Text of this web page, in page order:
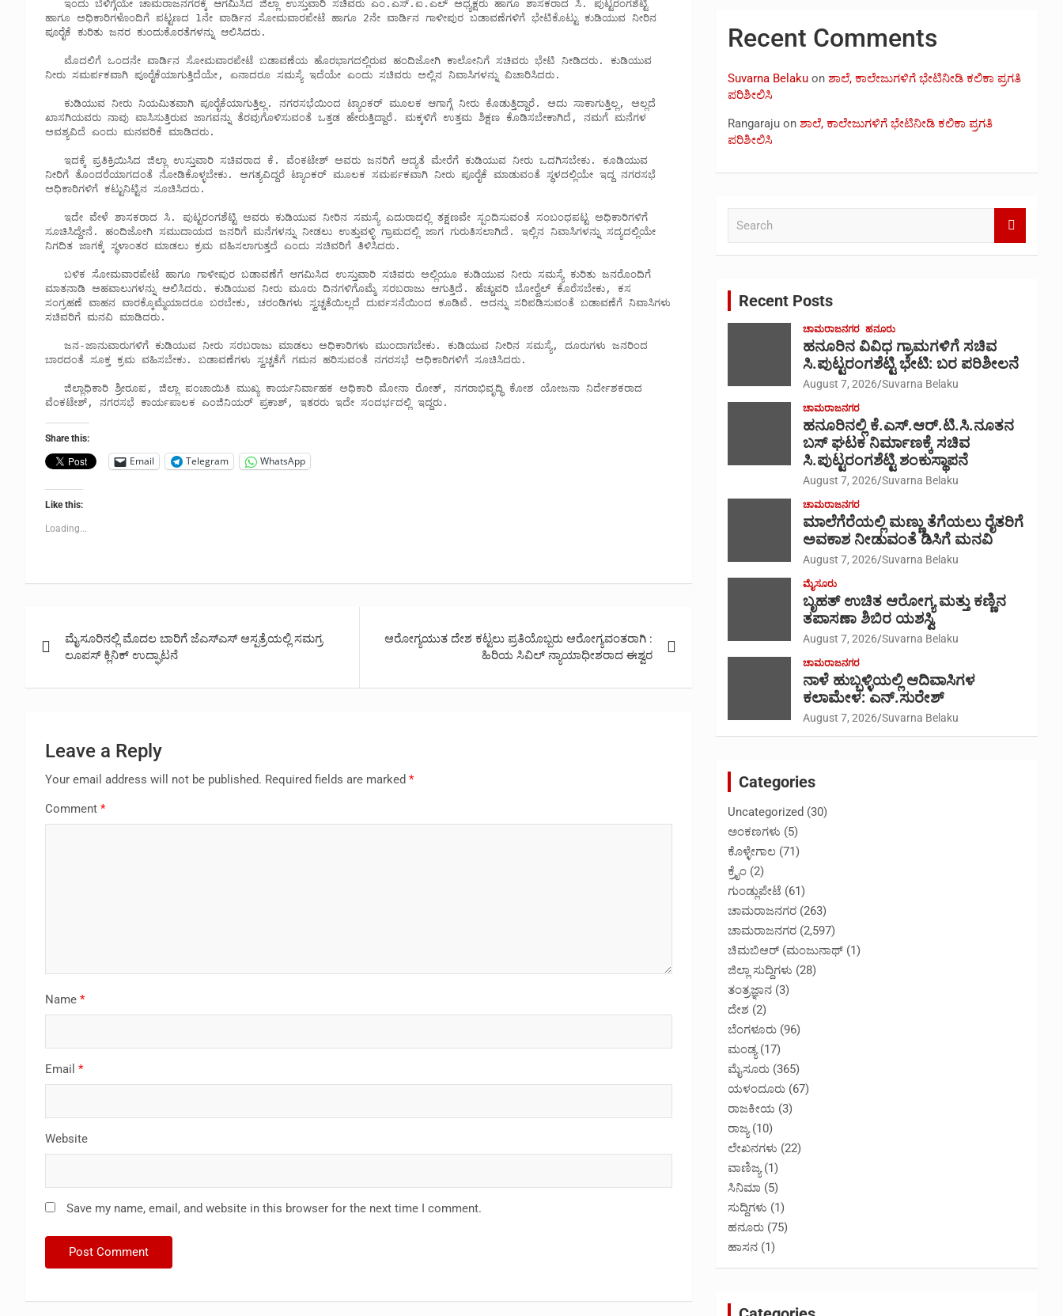
ಹಾಗೂ ಅಧಿಕಾರಿಗಳೊಂದಿಗೆ ಪಟ್ಟಣದ 1ನೇ ವಾರ್ಡಿನ ಸೋಮವಾರಪೇಟೆ ಹಾಗೂ 2ನೇ ವಾರ್ಡಿನ ಗಾಳೀಪುರ ಬಡಾವಣೆಗಳಿಗೆ ಭೇಟಿಕೊಟ್ಟು ಕುಡಿಯುವ ನೀರಿನ
ಪೂರೈಕೆ ಕುರಿತು ಜನರ ಕುಂದುಕೊರತೆಗಳನ್ನು ಆಲಿಸಿದರು.
ನೀರು ಸಮರ್ಪಕವಾಗಿ ಪೂರೈಕೆಯಾಗುತ್ತಿದೆಯೇ, ಏನಾದರೂ ಸಮಸ್ಯೆ ಇದೆಯೇ ಎಂದು ಸಚಿವರು ಅಲ್ಲಿನ ನಿವಾಸಿಗಳನ್ನು ವಿಚಾರಿಸಿದರು.
ಖಾಸಗಿಯವರು ನಾವು ವಾಸಿಸುತ್ತಿರುವ ಜಾಗವನ್ನು ತೆರವುಗೊಳಿಸುವಂತೆ ಒತ್ತಡ ಹೇರುತ್ತಿದ್ದಾರೆ. ಮಕ್ಕಳಿಗೆ ಉತ್ತಮ ಶಿಕ್ಷಣ ಕೊಡಿಸಬೇಕಾಗಿದೆ, ನಮಗೆ ಮನೆಗಳ
ಅವಶ್ಯವಿದೆ ಎಂದು ಮನವರಿಕೆ ಮಾಡಿದರು.
ನೀರಿಗೆ ತೊಂದರೆಯಾಗದಂತೆ ನೋಡಿಕೊಳ್ಳಬೇಕು. ಅಗತ್ಯವಿದ್ದರೆ ಟ್ಯಾಂಕರ್ ಮೂಲಕ ಸಮರ್ಪಕವಾಗಿ ನೀರು ಪೂರೈಕೆ ಮಾಡುವಂತೆ ಸ್ಥಳದಲ್ಲಿಯೇ ಇದ್ದ ನಗರಸಭೆ
ಅಧಿಕಾರಿಗಳಿಗೆ ಕಟ್ಟುನಿಟ್ಟಿನ ಸೂಚಿಸಿದರು.
ಸೂಚಿಸಿದ್ದೇನೆ. ಹಂದಿಜೋಗಿ ಸಮುದಾಯದ ಜನರಿಗೆ ಮನೆಗಳನ್ನು ನೀಡಲು ಉತ್ತುವಳ್ಳಿ ಗ್ರಾಮದಲ್ಲಿ ಜಾಗ ಗುರುತಿಸಲಾಗಿದೆ. ಇಲ್ಲಿನ ನಿವಾಸಿಗಳನ್ನು ಸದ್ಯದಲ್ಲಿಯೇ
ನಿಗದಿತ ಜಾಗಕ್ಕೆ ಸ್ಥಳಾಂತರ ಮಾಡಲು ಕ್ರಮ ವಹಿಸಲಾಗುತ್ತದೆ ಎಂದು ಸಚಿವರಿಗೆ ತಿಳಿಸಿದರು.
ಮಾತನಾಡಿ ಅಹವಾಲುಗಳನ್ನು ಆಲಿಸಿದರು. ಕುಡಿಯುವ ನೀರು ಮೂರು ದಿನಗಳಿಗೊಮ್ಮೆ ಸರಬರಾಜು ಆಗುತ್ತಿದೆ. ಹೆಚ್ಚುವರಿ ಬೋರ್‍ವೆಲ್ ಕೊರೆಸಬೇಕು, ಕಸ
ಸಂಗ್ರಹಣೆ ವಾಹನ ವಾರಕ್ಕೊಮ್ಮೆಯಾದರೂ ಬರಬೇಕು, ಚರಂಡಿಗಳು ಸ್ವಚ್ಚತೆಯಿಲ್ಲದೆ ದುರ್ವಸನೆಯಿಂದ ಕೂಡಿವೆ. ಅದನ್ನು ಸರಿಪಡಿಸುವಂತೆ ಬಡಾವಣೆಗೆ ನಿವಾಸಿಗಳು
ಸಚಿವರಿಗೆ ಮನವಿ ಮಾಡಿದರು.
ಬಾರದಂತೆ ಸೂಕ್ತ ಕ್ರಮ ವಹಿಸಬೇಕು. ಬಡಾವಣೆಗಳು ಸ್ವಚ್ಚತೆಗೆ ಗಮನ ಹರಿಸುವಂತೆ ನಗರಸಭೆ ಅಧಿಕಾರಿಗಳಿಗೆ ಸೂಚಿಸಿದರು.
ವೆಂಕಟೇಶ್, ನಗರಸಭೆ ಕಾರ್ಯಪಾಲಕ ಎಂಜಿನಿಯರ್ ಪ್ರಕಾಶ್, ಇತರರು ಇದೇ ಸಂದರ್ಭದಲ್ಲಿ ಇದ್ದರು.
Share this:
Email Telegram WhatsApp
Like this:
Loading...
navigation
ಮೈಸೂರಿನಲ್ಲಿ ಮೊದಲ ಬಾರಿಗೆ ಜೆಎಸ್‌ಎಸ್‌ ಆಸ್ಪತ್ರೆಯಲ್ಲಿ ಸಮಗ್ರ
ಲೂಪಸ್ ಕ್ಲಿನಿಕ್ ಉದ್ಘಾಟನೆ
ಆರೋಗ್ಯಯುತ ದೇಶ ಕಟ್ಟಲು ಪ್ರತಿಯೊಬ್ಬರು ಆರೋಗ್ಯವಂತರಾಗಿ :
ಹಿರಿಯ ಸಿವಿಲ್ ನ್ಯಾಯಾಧೀಶರಾದ ಈಶ್ವರ
Leave a Reply
Your email address will not be published. Required fields are marked *
Comment *
Name *
Email *
Website
Save my name, email, and website in this browser for the next time I comment.
Recent Comments
Suvarna Belaku on ಶಾಲೆ, ಕಾಲೇಜುಗಳಿಗೆ ಭೇಟಿನೀಡಿ ಕಲಿಕಾ ಪ್ರಗತಿ
ಪರಿಶೀಲಿಸಿ
Rangaraju on ಶಾಲೆ, ಕಾಲೇಜುಗಳಿಗೆ ಭೇಟಿನೀಡಿ ಕಲಿಕಾ ಪ್ರಗತಿ
ಪರಿಶೀಲಿಸಿ
Recent Posts
ಚಾಮರಾಜನಗರ ಹನೂರು
ಹನೂರಿನ ವಿವಿಧ ಗ್ರಾಮಗಳಿಗೆ ಸಚಿವ
ಸಿ.ಪುಟ್ಟರಂಗಶೆಟ್ಟಿ ಭೇಟಿ: ಬರ ಪರಿಶೀಲನೆ
August 7, 2026 Suvarna Belaku
ಚಾಮರಾಜನಗರ
ಹನೂರಿನಲ್ಲಿ ಕೆ.ಎಸ್.ಆರ್.ಟಿ.ಸಿ.ನೂತನ
ಬಸ್ ಘಟಕ ನಿರ್ಮಾಣಕ್ಕೆ ಸಚಿವ
ಸಿ.ಪುಟ್ಟರಂಗಶೆಟ್ಟಿ ಶಂಕುಸ್ಥಾಪನೆ
August 7, 2026 Suvarna Belaku
ಚಾಮರಾಜನಗರ
ಮಾಲೆಗೆರೆಯಲ್ಲಿ ಮಣ್ಣು ತೆಗೆಯಲು ರೈತರಿಗೆ
ಅವಕಾಶ ನೀಡುವಂತೆ ಡಿಸಿಗೆ ಮನವಿ
August 7, 2026 Suvarna Belaku
ಮೈಸೂರು
ಬೃಹತ್ ಉಚಿತ ಆರೋಗ್ಯ ಮತ್ತು ಕಣ್ಣಿನ
ತಪಾಸಣಾ ಶಿಬಿರ ಯಶಸ್ವಿ
August 7, 2026 Suvarna Belaku
ಚಾಮರಾಜನಗರ
ನಾಳೆ ಹುಬ್ಬಳ್ಳಿಯಲ್ಲಿ ಆದಿವಾಸಿಗಳ
ಕಲಾಮೇಳ: ಎನ್.ಸುರೇಶ್
August 7, 2026 Suvarna Belaku
Categories
Uncategorized (30)
ಅಂಕಣಗಳು (5)
ಕೊಳ್ಳೇಗಾಲ (71)
ಕ್ರೈಂ (2)
ಗುಂಡ್ಲುಪೇಟೆ (61)
ಚಾಮರಾಜನಗರ (263)
ಚಾಮರಾಜನಗರ (2,597)
ಚಿಮಬಿಆರ್ (ಮಂಜುನಾಥ್ (1)
ಜಿಲ್ಲಾ ಸುದ್ದಿಗಳು (28)
ತಂತ್ರಜ್ಞಾನ (3)
ದೇಶ (2)
ಬೆಂಗಳೂರು (96)
ಮಂಡ್ಯ(17)
ಮೈಸೂರು (365)
ಯಳಂದೂರು (67)
ರಾಜಕೀಯ (3)
ರಾಜ್ಯ(10)
ಲೇಖನಗಳು (22)
ವಾಣಿಜ್ಯ(1)
ಸಿನಿಮಾ (5)
ಸುದ್ದಿಗಳು (1)
ಹನೂರು (75)
ಹಾಸನ (1)